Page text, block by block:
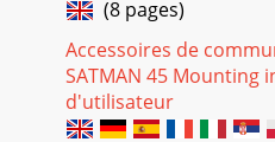
(8 pages)
Accessoires de
SATMAN 45 Mounting
d'utilisateur